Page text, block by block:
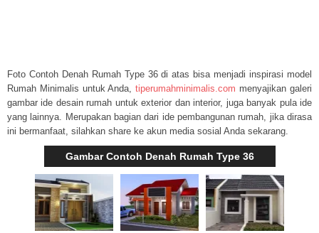
Foto Contoh Denah Rumah Type 36 di atas bisa menjadi inspirasi model
Rumah Minimalis untuk Anda,tiperumahminimalis.com menyajikan galeri
gambar ide desain rumah untuk exterior dan interior, juga banyak pula ide
yang lainnya. Merupakan bagian dari ide pembangunan rumah, jika dirasa
ini bermanfaat, silahkan share ke akun media sosial Anda sekarang.
Gambar Contoh Denah Rumah Type 36